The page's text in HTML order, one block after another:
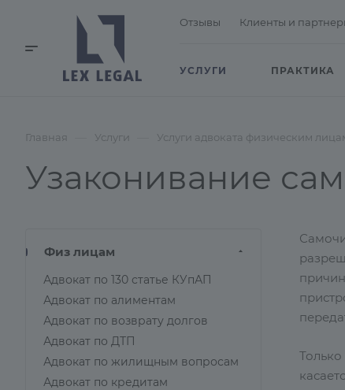
Отзывы Клиенты и
УСЛУГИ ПРАКТИКА
Главная Услуги Услуги адвоката физическим
Узаконивание
Физ лицам
Адвокат по 130 статье КУпАП
Адвокат по алиментам
Адвокат по возврату долгов
Адвокат по ДТП
Адвокат по жилищным вопросам
Адвокат по кредитам